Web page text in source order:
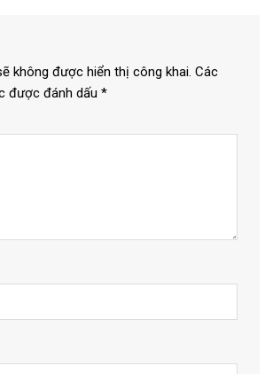
không được hiển thị công khai. Các
được đánh dấu *